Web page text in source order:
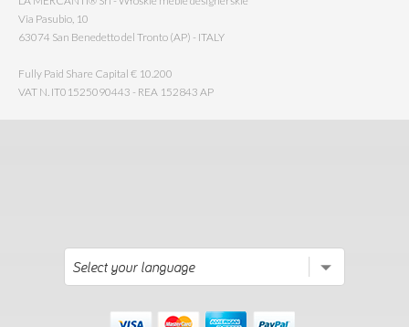
Via Pasubio, 10
63074 San Benedetto del Tronto (AP) - ITALY
Fully Paid Share Capital € 10.200
VAT N. IT01525090443 - REA 152843 AP